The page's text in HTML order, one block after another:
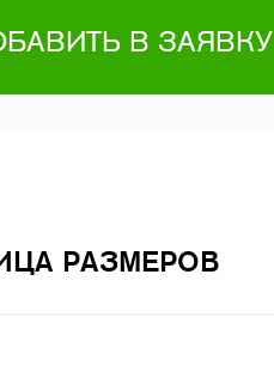
В ЗАЯВКУ
РАЗМЕРОВ